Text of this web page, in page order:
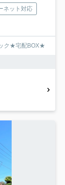
ネット対応
ク★宅配BOX★